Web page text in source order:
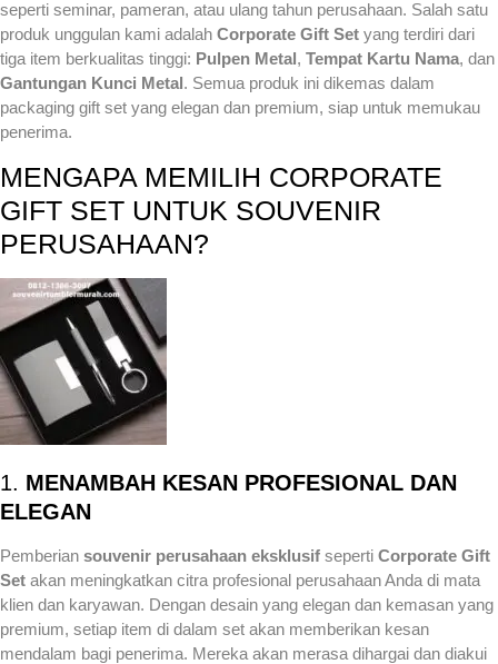
seperti seminar, pameran, atau ulang tahun perusahaan. Salah satu
produk unggulan kami adalah Corporate Gift Set yang terdiri dari
tiga item berkualitas tinggi: Pulpen Metal, Tempat Kartu Nama, dan
Gantungan Kunci Metal. Semua produk ini dikemas dalam
packaging gift set yang elegan dan premium, siap untuk memukau
penerima.
MENGAPA MEMILIH CORPORATE
GIFT SET UNTUK SOUVENIR
PERUSAHAAN?
1. MENAMBAH KESAN PROFESIONAL DAN
ELEGAN
Pemberian souvenir perusahaan eksklusif seperti Corporate Gift
Set akan meningkatkan citra profesional perusahaan Anda di mata
klien dan karyawan. Dengan desain yang elegan dan kemasan yang
premium, setiap item di dalam set akan memberikan kesan
mendalam bagi penerima. Mereka akan merasa dihargai dan diakui